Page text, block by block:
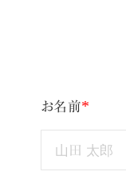
お名前*